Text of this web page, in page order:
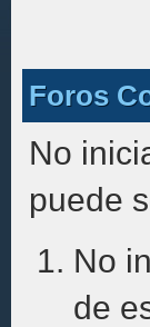
Foros
No
puede
No
de